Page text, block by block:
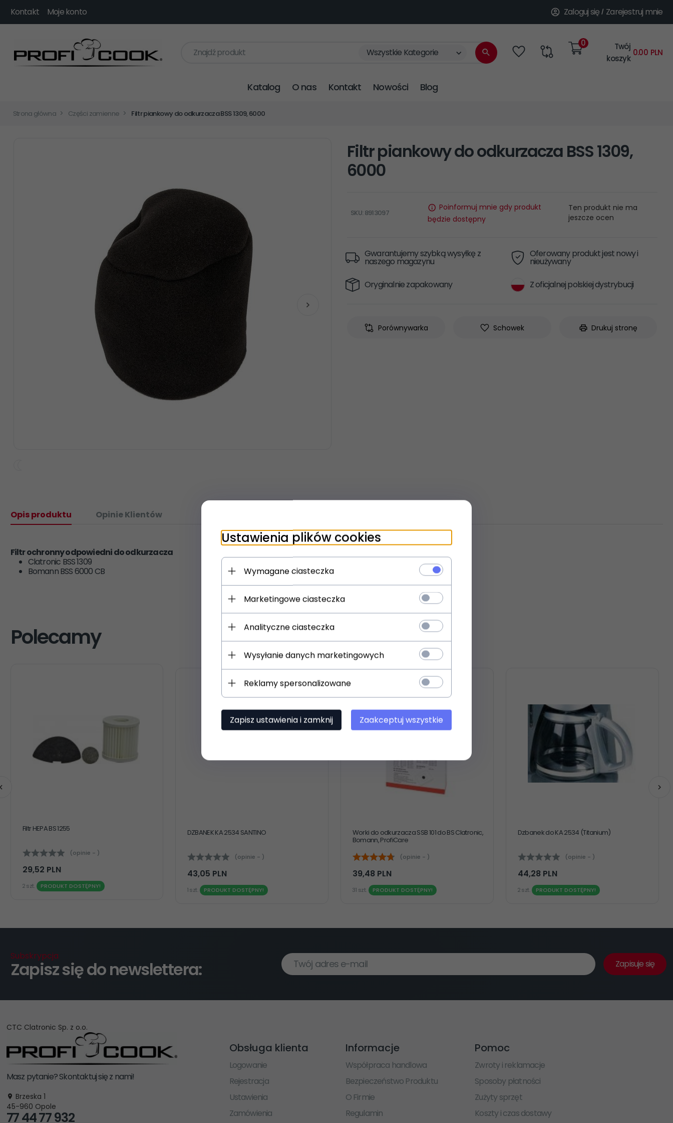
Zaloguj się Zarejestruj mnie
Kontakt Moje konto
Znajdź produkt categories_searcher
Wszystkie Kategorie
Twój
koszyk
0.00 PLN
0
Katalog O nas Kontakt Nowości Blog
Strona główna Części zamienne Filtr piankowy do odkurzacza BSS 1309, 6000
Filtr piankowy do odkurzacza BSS 1309,
6000
SKU: 8913097
Poinformuj mnie gdy produkt
będzie dostępny
Ten produkt nie ma
jeszcze ocen
Gwarantujemy szybką wysyłkę z
naszego magazynu
Oferowany produkt jest nowy i
nieużywany
Oryginalnie zapakowany
Z oficjalnej polskiej dystrybucji
Porównywarka Schowek Drukuj stronę
Opis produktu Opinie Klientów
Filtr ochronny odpowiedni do odkurzacza
Clatronic BSS 1309
Bomann BSS 6000 CB
Polecamy
Filtr HEPA BS 1255
(opinie - )
29,52 PLN
PRODUKT DOSTĘPNY!
2 szt.
DZBANEK KA 2534 SANTINO
(opinie - )
43,05 PLN
PRODUKT DOSTĘPNY!
1 szt.
Worki do odkurzacza SSB 101 do BS Clatronic,
Bomann, ProfiCare
(opinie - )
39,48 PLN
PRODUKT DOSTĘPNY!
31 szt.
Dzbanek do KA 2534 (Titanium)
(opinie - )
44,28 PLN
PRODUKT DOSTĘPNY!
2 szt.
Subskrypcja
Zapisz się do newslettera: Twój adres e-mail Zapisuje się
CTC Clatronic Sp. z o.o.
Masz pytanie? Skontaktuj się z nami!
Brzeska 1
45-960 Opole
77 44 77 932
Obsługa klienta
Logowanie
Rejestracja
Ustawienia
Zamówienia
Informacje
Współpraca handlowa
Bezpieczeństwo Produktu
O Firmie
Regulamin
Pomoc
Zwroty i reklamacje
Sposoby płatności
Zużyty sprzęt
Koszty i czas dostawy
Ustawienia plików cookies
Wymagane ciasteczka
Marketingowe ciasteczka
Analityczne ciasteczka
Wysyłanie danych marketingowych
Reklamy spersonalizowane
Zapisz ustawienia i zamknij Zaakceptuj wszystkie